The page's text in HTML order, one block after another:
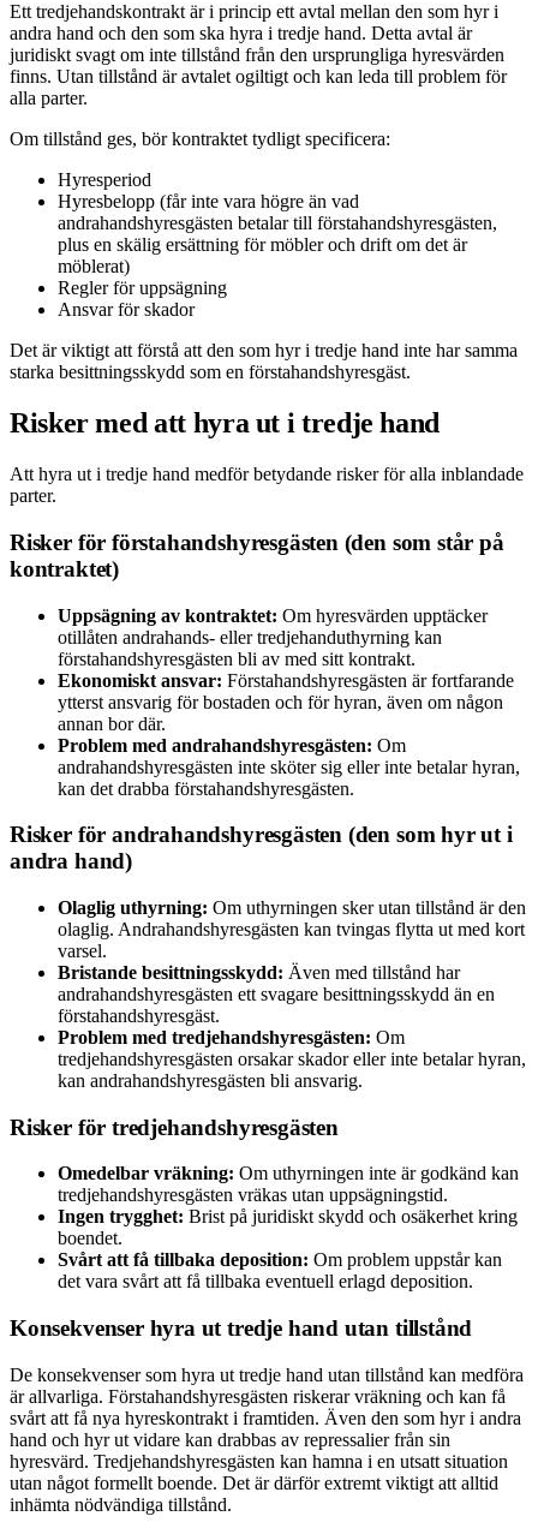
Ett tredjehandskontrakt är i princip ett avtal mellan den som hyr i
andra hand och den som ska hyra i tredje hand. Detta avtal är
juridiskt svagt om inte tillstånd från den ursprungliga hyresvärden
finns. Utan tillstånd är avtalet ogiltigt och kan leda till problem för
alla parter.
Om tillstånd ges, bör kontraktet tydligt specificera:
Hyresperiod
Hyresbelopp (får inte vara högre än vad
andrahandshyresgästen betalar till förstahands­hyresgästen,
plus en skälig ersättning för möbler och drift om det är
möblerat)
Regler för uppsägning
Ansvar för skador
Det är viktigt att förstå att den som hyr i tredje hand inte har samma
starka besittningsskydd som en förstahands­hyresgäst.
Risker med att hyra ut i tredje hand
Att hyra ut i tredje hand medför betydande risker för alla inblandade
parter.
Risker för förstahands­hyresgästen (den som står på
kontraktet)
Uppsägning av kontraktet: Om hyresvärden upptäcker
otillåten andrahands- eller tredjehanduthyrning kan
förstahands­hyresgästen bli av med sitt kontrakt.
Ekonomiskt ansvar: Förstahands­hyresgästen är fortfarande
ytterst ansvarig för bostaden och för hyran, även om någon
annan bor där.
Problem med andrahandshyresgästen: Om
andrahandshyresgästen inte sköter sig eller inte betalar hyran,
kan det drabba förstahands­hyresgästen.
Risker för andrahandshyresgästen (den som hyr ut i
andra hand)
Olaglig uthyrning: Om uthyrningen sker utan tillstånd är den
olaglig. Andrahandshyresgästen kan tvingas flytta ut med kort
varsel.
Bristande besittningsskydd: Även med tillstånd har
andrahandshyresgästen ett svagare besittningsskydd än en
förstahands­hyresgäst.
Problem med tredjehandshyresgästen: Om
tredjehandshyresgästen orsakar skador eller inte betalar hyran,
kan andrahandshyresgästen bli ansvarig.
Risker för tredjehandshyresgästen
Omedelbar vräkning: Om uthyrningen inte är godkänd kan
tredjehandshyresgästen vräkas utan uppsägningstid.
Ingen trygghet: Brist på juridiskt skydd och osäkerhet kring
boendet.
Svårt att få tillbaka deposition: Om problem uppstår kan
det vara svårt att få tillbaka eventuell erlagd deposition.
Konsekvenser hyra ut tredje hand utan tillstånd
De konsekvenser som hyra ut tredje hand utan tillstånd kan medföra
är allvarliga. Förstahands­hyresgästen riskerar vräkning och kan få
svårt att få nya hyreskontrakt i framtiden. Även den som hyr i andra
hand och hyr ut vidare kan drabbas av repressalier från sin
hyresvärd. Tredjehandshyresgästen kan hamna i en utsatt situation
utan något formellt boende. Det är därför extremt viktigt att alltid
inhämta nödvändiga tillstånd.